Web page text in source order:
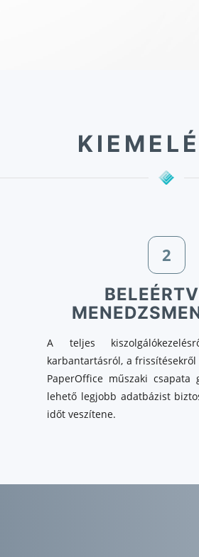
2
A teljes
karbantartásról, a
PaperOffice műszaki csapata
lehető legjobb adatbázist
időt veszítene.